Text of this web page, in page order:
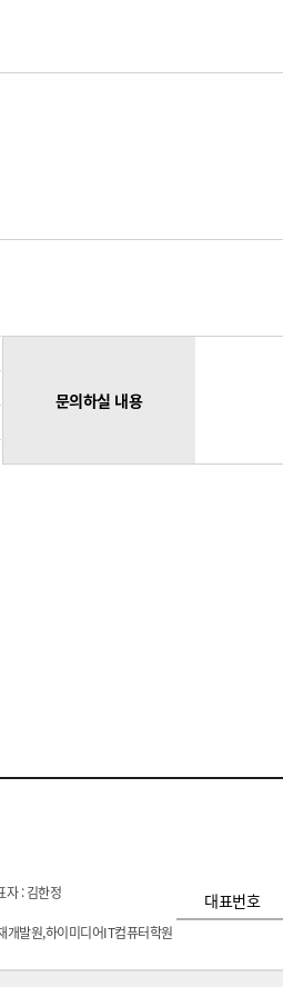
문의하실 내용
자 : 김한정
개발원,하이미디어IT컴퓨터학원
대표번호